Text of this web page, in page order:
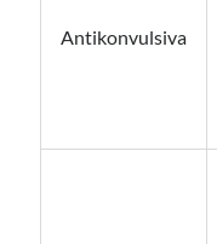
Antikonvulsiva